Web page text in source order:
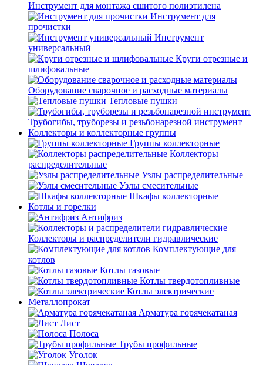
Инструмент для монтажа сшитого полиэтилена
Инструмент для
прочистки
Инструмент
универсальный
Круги отрезные и
шлифовальные
Оборудование сварочное и расходные материалы
Тепловые пушки
Трубогибы, труборезы и резьбонарезной инструмент
Коллекторы и коллекторные группы
Группы коллекторные
Коллекторы
распределительные
Узлы распределительные
Узлы смесительные
Шкафы коллекторные
Котлы и горелки
Антифриз
Коллекторы и распределители гидравлические
Комплектующие для
котлов
Котлы газовые
Котлы твердотопливные
Котлы электрические
Металлопрокат
Арматура горячекатаная
Лист
Полоса
Трубы профильные
Уголок